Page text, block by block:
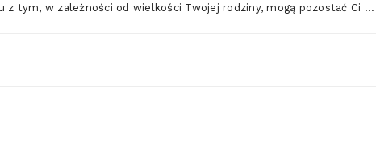
z tym, w zależności od wielkości Twojej rodziny, mogą pozostać Ci …